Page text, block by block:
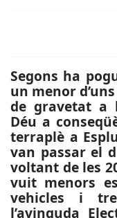
Segons ha
un menor
de gravetat a
Déu a
terraplè a
van passar el
voltant de les
vuit menors
vehicles i
l’avinguda